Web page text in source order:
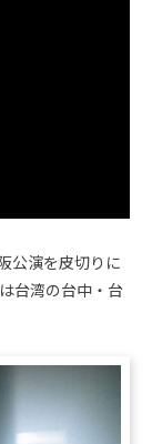
公演を皮切りに
台湾の台中・台